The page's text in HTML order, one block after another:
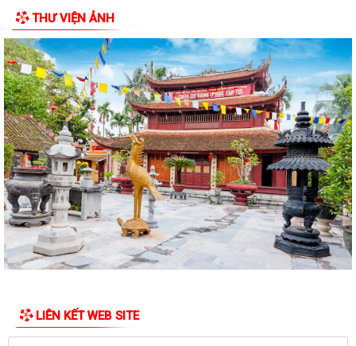
Điện lực Thủy Nguyên triển khai thanh toán tiền điện không dùng tiền
mặt trên địa bàn Điện lực Thủy...
Đề nghị hỗ trợ giới thiệu nguồn hiện vật và kết nối thân nhân liệt sĩ, cựu
chiến binh phục vụ cuộc...
Quyết định về việc phê duyệt giá đất cụ thể; phương án bồi thường bồi
thường, hỗ trợ, tái định cư...
Quyết định về việc thu hồi đất để thực hiện Dự án đầu tư xây dựng cơ
sở hạ tầng khu tái định cư tại...
Quyết định về việc thu hồi đất để thực hiện Dự án đầu tư xây dựng cơ
sở hạ tầng khu tái định cư tại...
Quyết định về việc thu hồi đất để thực hiện Dự án đầu tư xây dựng cơ
Thông báo tuyển dụng người lao động đi làm việc tại Đài Loan theo
hình thức tuyển mộ trực tiếp
THƯ VIỆN ẢNH
LIÊN KẾT WEB SITE